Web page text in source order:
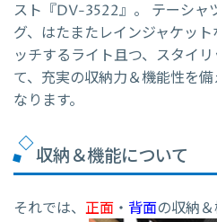
スト『DV-3522』。 テーシャ
グ、はたまたレインジャケッ
ッチするライト且つ、スタイ
て、充実の収納力＆機能性を
なります。
収納＆機能について
それでは、 正面 ・ 背面の収納＆